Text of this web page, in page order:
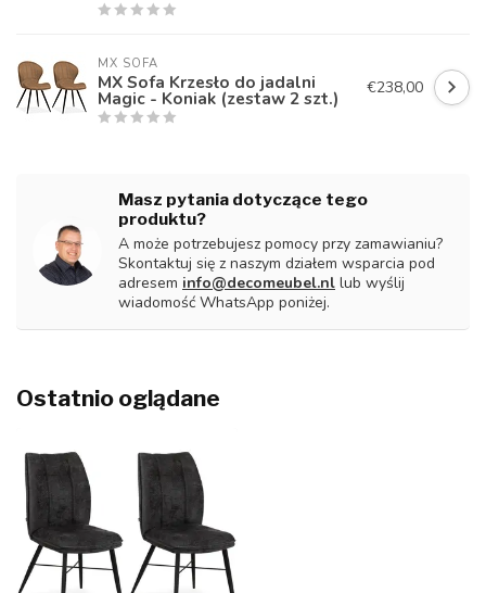
MX SOFA
MX Sofa Krzesło do jadalni
Magic - Koniak (zestaw 2 szt.) €238,00
Masz pytania dotyczące tego
produktu?
A może potrzebujesz pomocy przy zamawianiu?
Skontaktuj się z naszym działem wsparcia pod
adresem info@decomeubel.nl lub wyślij
wiadomość WhatsApp poniżej.
Ostatnio oglądane